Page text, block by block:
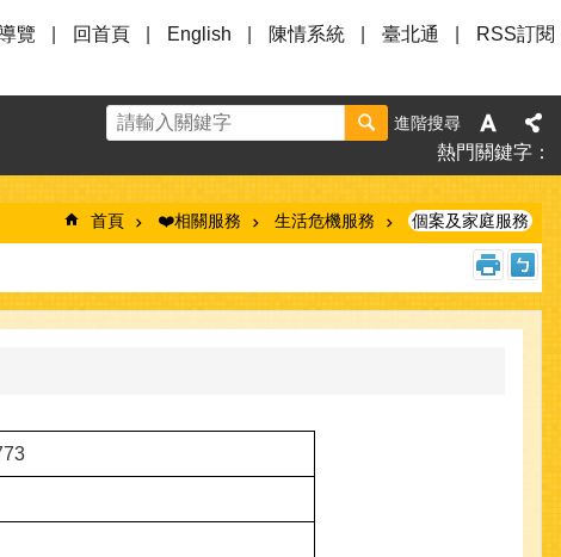
覽
回首頁 English 陳情系統 臺北通 RSS訂閱
進階搜尋
熱門關鍵字
首頁 ❤️相關服務 生活危機服務 個案及家庭服務